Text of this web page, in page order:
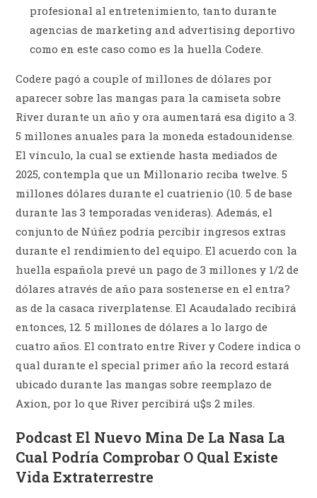
profesional al entretenimiento, tanto durante
agencias de marketing and advertising deportivo
como en este caso como es la huella Codere.
Codere pagó a couple of millones de dólares por
aparecer sobre las mangas para la camiseta sobre
River durante un año y ora aumentará esa digito a 3.
5 millones anuales para la moneda estadounidense.
El vínculo, la cual se extiende hasta mediados de
2025, contempla que un Millonario reciba twelve. 5
millones dólares durante el cuatrienio (10. 5 de base
durante las 3 temporadas venideras). Además, el
conjunto de Núñez podría percibir ingresos extras
durante el rendimiento del equipo. El acuerdo con la
huella española prevé un pago de 3 millones y 1/2 de
dólares através de año para sostenerse en el entra?
as de la casaca riverplatense. El Acaudalado recibirá
entonces, 12. 5 millones de dólares a lo largo de
cuatro años. El contrato entre River y Codere indica o
qual durante el special primer año la record estará
ubicado durante las mangas sobre reemplazo de
Axion, por lo que River percibirá u$s 2 miles.
Podcast El Nuevo Mina De La Nasa La
Cual Podría Comprobar O Qual Existe
Vida Extraterrestre